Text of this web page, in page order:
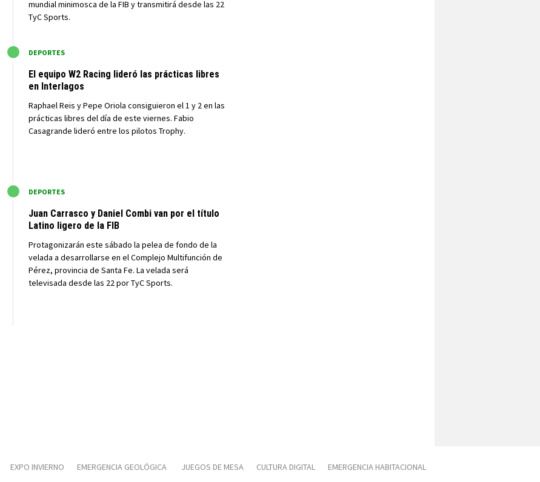
mundial minimosca de la FIB y transmitirá desde las 22
TyC Sports.
DEPORTES
El equipo W2 Racing lideró las prácticas libres
en Interlagos
Raphael Reis y Pepe Oriola consiguieron el 1 y 2 en las
prácticas libres del día de este viernes. Fabio
Casagrande lideró entre los pilotos Trophy.
DEPORTES
Juan Carrasco y Daniel Combi van por el título
Latino ligero de la FIB
Protagonizarán este sábado la pelea de fondo de la
velada a desarrollarse en el Complejo Multifunción de
Pérez, provincia de Santa Fe. La velada será
televisada desde las 22 por TyC Sports.
EXPO INVIERNO EMERGENCIA GEOLÓGICA JUEGOS DE MESA CULTURA DIGITAL EMERGENCIA HABITACIONAL